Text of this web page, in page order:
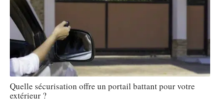
Quelle sécurisation offre un portail battant pour votre
extérieur ?